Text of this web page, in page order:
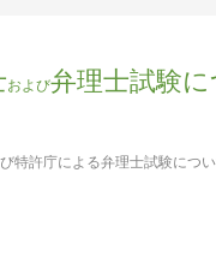
および弁理士試験
特許庁による弁理士試験につい